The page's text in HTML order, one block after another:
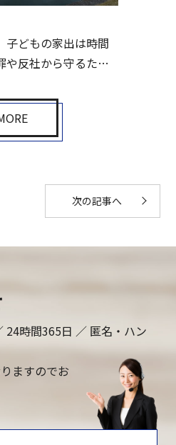
子どもの家出は時間
や反社から守るため
次の記事へ
24時間365日 ／ 匿名・ハン
ますのでお